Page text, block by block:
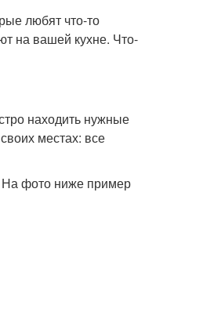
любят что-то
на вашей кухне. Что-
находить нужные
местах: все
На фото ниже пример